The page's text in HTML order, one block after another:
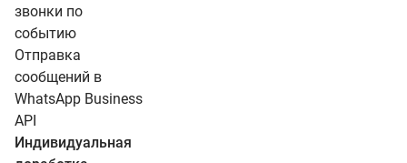
звонки по
событию
Отправка
сообщений в
WhatsApp Business
API
Индивидуальная